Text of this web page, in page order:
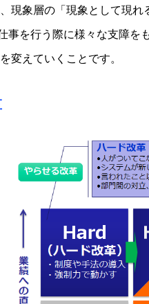
象層の「現象として現れ
事を行う際に様々な支障を
変えていくことです。